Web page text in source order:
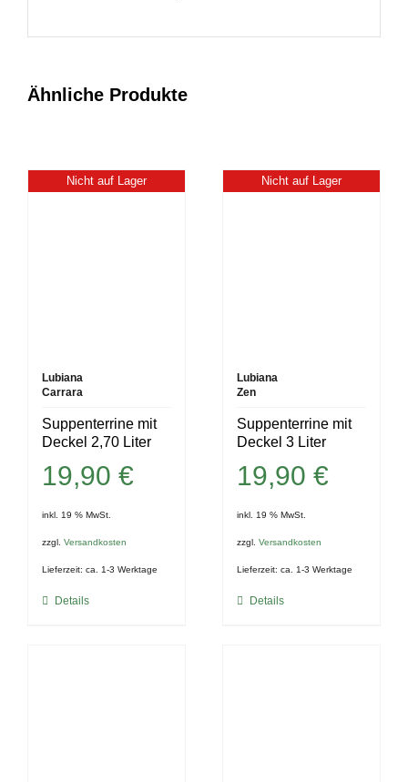
Ähnliche Produkte
Nicht auf Lager
Lubiana
Carrara
Suppenterrine mit
Deckel 2,70 Liter
19,90 €
inkl. 19 % MwSt.
zzgl. Versandkosten
Lieferzeit: ca. 1-3 Werktage
Details
Nicht auf Lager
Lubiana
Zen
Suppenterrine mit
Deckel 3 Liter
19,90€
inkl. 19 % MwSt.
zzgl.Versandkosten
Lieferzeit:ca. 1-3 Werktage
Details